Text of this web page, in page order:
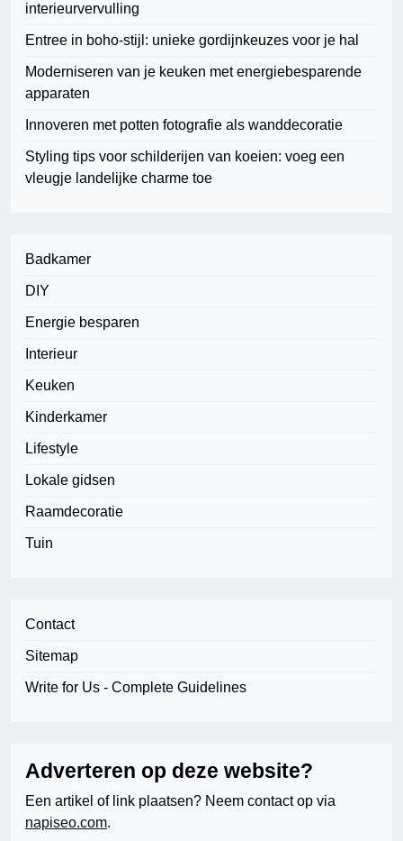
interieurvervulling
Entree in boho-stijl: unieke gordijnkeuzes voor je hal
Moderniseren van je keuken met energiebesparende
apparaten
Innoveren met potten fotografie als wanddecoratie
Styling tips voor schilderijen van koeien: voeg een
vleugje landelijke charme toe
Badkamer
DIY
Energie besparen
Interieur
Keuken
Kinderkamer
Lifestyle
Lokale gidsen
Raamdecoratie
Tuin
Contact
Sitemap
Write for Us - Complete Guidelines
Adverteren op deze website?
Een artikel of link plaatsen? Neem contact op via
napiseo.com.